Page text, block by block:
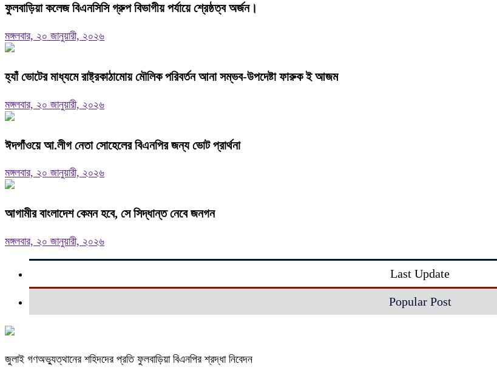
ফুলবাড়িয়া কলেজ বিএনসিসি গ্রুপ বিভাগীয় পর্যায়ে শ্রেষ্ঠত্ব অর্জন।
মঙ্গলবার, ২০ জানুয়ারী, ২০২৬
হ্যাঁ ভোটের মাধ্যমে রাষ্ট্রকাঠামোয় মৌলিক পরিবর্তন আনা সম্ভব-উপদেষ্টা ফারুক ই আজম
মঙ্গলবার, ২০ জানুয়ারী, ২০২৬
ঈদগাঁওয়ে আ.লীগ নেতা সোহেলের বিএনপির জন্য ভোট প্রার্থনা
মঙ্গলবার, ২০ জানুয়ারী, ২০২৬
আগামীর বাংলাদেশ কেমন হবে, সে সিদ্ধান্ত নেবে জনগন
মঙ্গলবার, ২০ জানুয়ারী, ২০২৬
Last Update
Popular Post
জুলাই গণঅভ্যুত্থানের শহিদদের প্রতি ফুলবাড়িয়া বিএনপির শ্রদ্ধা নিবেদন